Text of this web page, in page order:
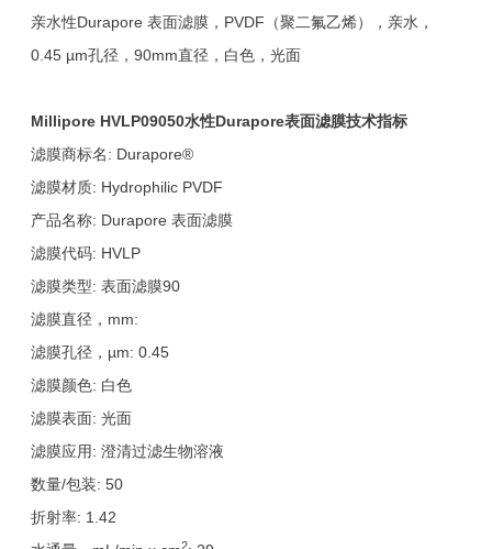
亲水性Durapore 表面滤膜，PVDF（聚二氟乙烯），亲水，
0.45 µm孔径，90mm直径，白色，光面
Millipore HVLP09050水性Durapore表面滤膜技术指标
滤膜商标名: Durapore®
滤膜材质: Hydrophilic PVDF
产品名称: Durapore 表面滤膜
滤膜代码: HVLP
滤膜类型: 表面滤膜90
滤膜直径，mm:
滤膜孔径，µm: 0.45
滤膜颜色: 白色
滤膜表面: 光面
滤膜应用: 澄清过滤生物溶液
数量/包装: 50
折射率: 1.42
2